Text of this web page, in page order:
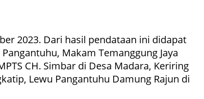
2023. Dari hasil pendataan ini didapat
Makam Temanggung Jaya
CH. Simbar di Desa Madara, Keriring
Lewu Pangantuhu Damung Rajun di